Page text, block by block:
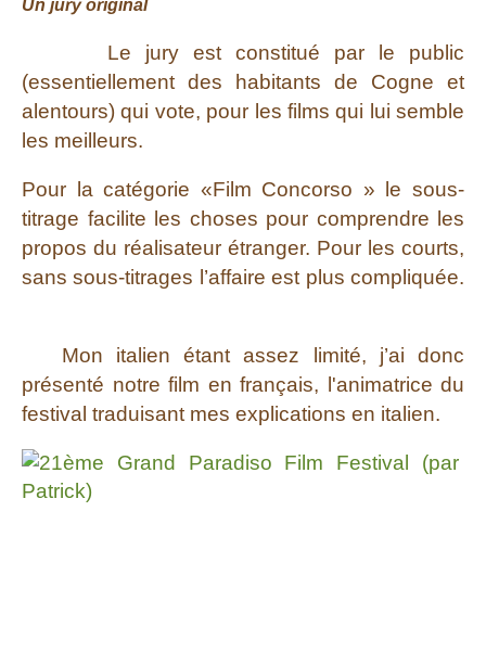
Un jury original
Le jury est constitué par le public
(essentiellement des habitants de Cogne et
alentours) qui vote, pour les films qui lui semble
les meilleurs.
Pour la catégorie «Film Concorso » le sous-
titrage facilite les choses pour comprendre les
propos du réalisateur étranger. Pour les courts,
sans sous-titrages l’affaire est plus compliquée.
Mon italien étant assez limité, j’ai donc
présenté notre film en français, l'animatrice du
festival traduisant mes explications en italien.